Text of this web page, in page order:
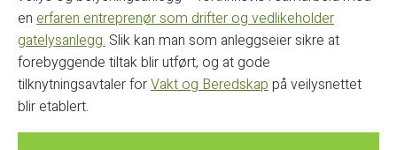
en erfaren entreprenør som drifter og vedlikeholder
gatelysanlegg. Slik kan man som anleggseier sikre at
forebyggende tiltak blir utført, og at gode
tilknytningsavtaler forVakt og Beredskappå veilysnettet
blir etablert.